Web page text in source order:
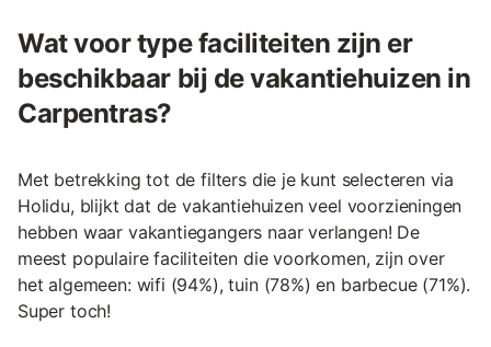
Wat voor type faciliteiten zijn er
beschikbaar bij de vakantiehuizen in
Carpentras?
Met betrekking tot de filters die je kunt selecteren via
Holidu, blijkt dat de vakantiehuizen veel voorzieningen
hebben waar vakantiegangers naar verlangen! De
meest populaire faciliteiten die voorkomen, zijn over
het algemeen: wifi (94%), tuin (78%) en barbecue (71%).
Super toch!